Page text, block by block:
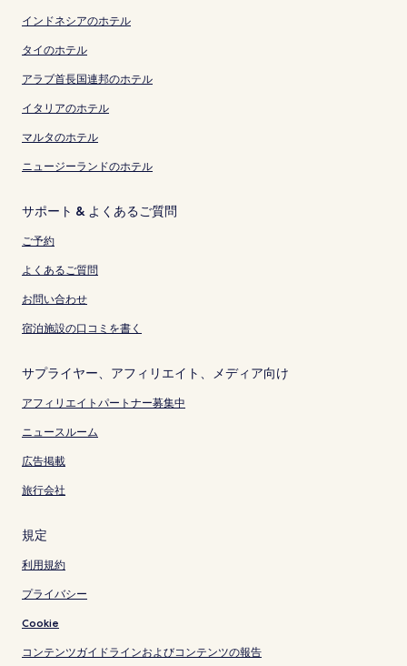
インドネシアのホテル
タイのホテル
アラブ首長国連邦のホテル
イタリアのホテル
マルタのホテル
ニュージーランドのホテル
サポート & よくあるご質問
ご予約
よくあるご質問
お問い合わせ
宿泊施設の口コミを書く
サプライヤー、アフィリエイト、メディア向け
アフィリエイトパートナー募集中
ニュースルーム
広告掲載
旅行会社
規定
利用規約
プライバシー
Cookie
コンテンツガイドラインおよびコンテンツの報告